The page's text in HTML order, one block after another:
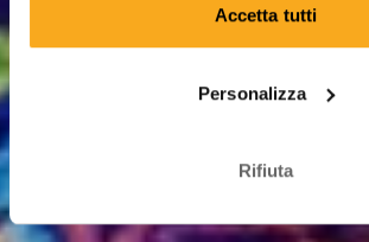
Accetta tutti
Personalizza
Rifiuta